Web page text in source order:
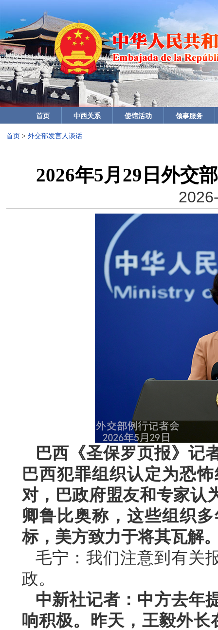
首页 中西关系 使馆活动 领事服务
首页 > 外交部发言人谈话
2026年5月29日外交
巴西《圣保罗页报》记
巴西犯罪组织认定为恐
对，巴政府盟友和专家认
卿鲁比奥称，这些组织
标，美方致力于将其瓦解
毛宁：我们注意到有关
政。
中新社记者：中方去年
响积极。昨天，王毅外